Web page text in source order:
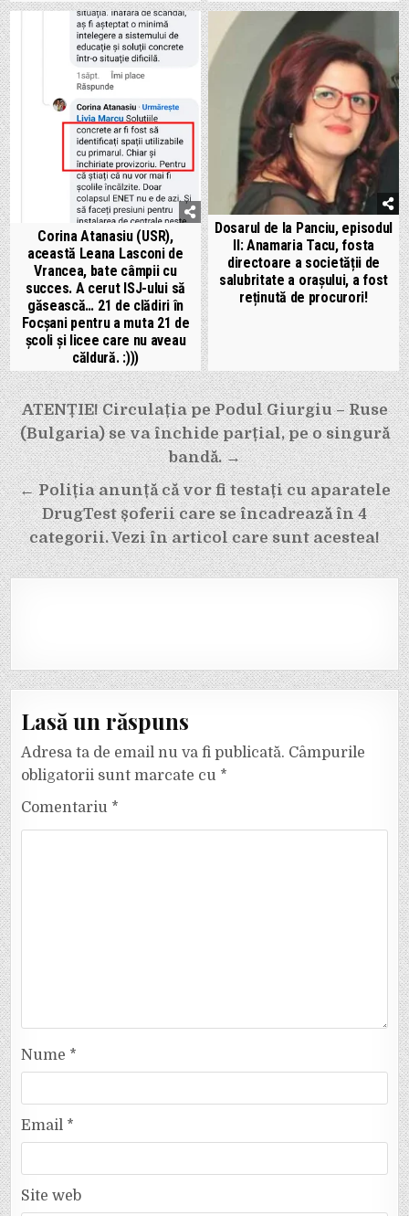
Corina Atanasiu (USR),
această Leana Lasconi de
Vrancea, bate câmpii cu
succes. A cerut ISJ-ului să
găsească… 21 de clădiri în
Focșani pentru a muta 21 de
școli și licee care nu aveau
căldură. :)))
Dosarul de la Panciu, episodul
II: Anamaria Tacu, fosta
directoare a societății de
salubritate a orașului, a fost
reținută de procurori!
Navigare
în
articole
ATENȚIE! Circulația pe Podul Giurgiu – Ruse
(Bulgaria) se va închide parțial, pe o singură
bandă. →
← Poliția anunță că vor fi testați cu aparatele
DrugTest șoferii care se încadrează în 4
categorii. Vezi în articol care sunt acestea!
Lasă un răspuns
Adresa ta de email nu va fi publicată. Câmpurile
obligatorii sunt marcate cu *
Comentariu *
Nume *
Email *
Site web